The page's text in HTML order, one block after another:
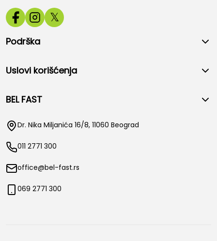
𝕏
Podrška
Uslovi korišćenja
BEL FAST
Dr. Nika Miljanića 16/8, 11060 Beograd
011 2771 300
office@bel-fast.rs
069 2771 300